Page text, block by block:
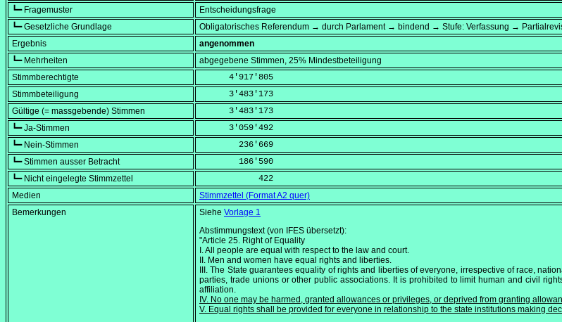
┗━ Fragemuster
Entscheidungsfrage
┗━ Gesetzliche Grundlage
Obligatorisches Referendum → durch Parlament → bindend → Stufe: Verfassung →
Ergebnis
angenommen
┗━ Mehrheiten
abgegebene Stimmen, 25% Mindestbeteiligung
Stimmberechtigte
      4'917'805
Stimmbeteiligung
      3'483'173
Gültige (= massgebende) Stimmen
      3'483'173
┗━ Ja-Stimmen
      3'059'492
┗━ Nein-Stimmen
        236'669
┗━ Stimmen ausser Betracht
        186'590
┗━ Nicht eingelegte Stimmzettel
            422
Medien
Stimmzettel (Format A2 quer)
Bemerkungen
Siehe Vorlage 1
Abstimmungstext (von IFES übersetzt):
"Article 25. Right of Equality
I. All people are equal with respect to the law and court.
II. Men and women have equal rights and liberties.
III. The State guarantees equality of rights and liberties of everyone, irrespective of race,
parties, trade unions or other public associations. It is prohibited to limit human and civil
affiliation.
IV. No one may be harmed, granted allowances or privileges, or deprived from granting
V. Equal rights shall be provided for everyone in relationship to the state institutions making